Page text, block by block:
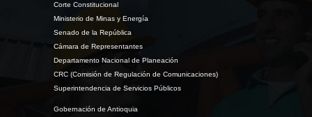
Corte Constitucional
Ministerio de Minas y Energía
Senado de la República
Cámara de Representantes
Departamento Nacional de Planeación
CRC (Comisión de Regulación de Comunicaciones)
Superintendencia de Servicios Públicos
Gobernación de Antioquia